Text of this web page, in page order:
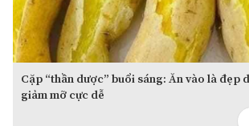
Cặp “thần dược” buổi sáng: Ăn vào là đẹp
giảm mỡ cực dễ